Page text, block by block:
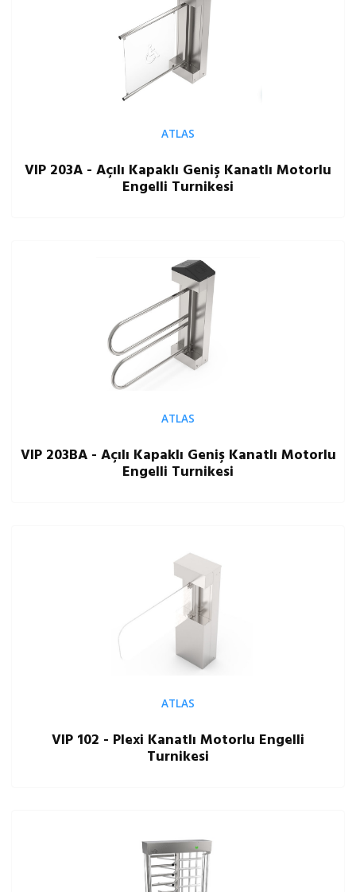
ATLAS
VIP 203A - Açılı Kapaklı Geniş Kanatlı Motorlu
Engelli Turnikesi
ATLAS
VIP 203BA - Açılı Kapaklı Geniş Kanatlı Motorlu
Engelli Turnikesi
ATLAS
VIP 102 - Plexi Kanatlı Motorlu Engelli
Turnikesi